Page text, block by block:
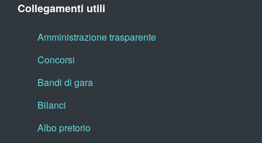
Collegamenti utili
Amministrazione trasparente
Concorsi
Bandi di gara
Bilanci
Albo pretorio